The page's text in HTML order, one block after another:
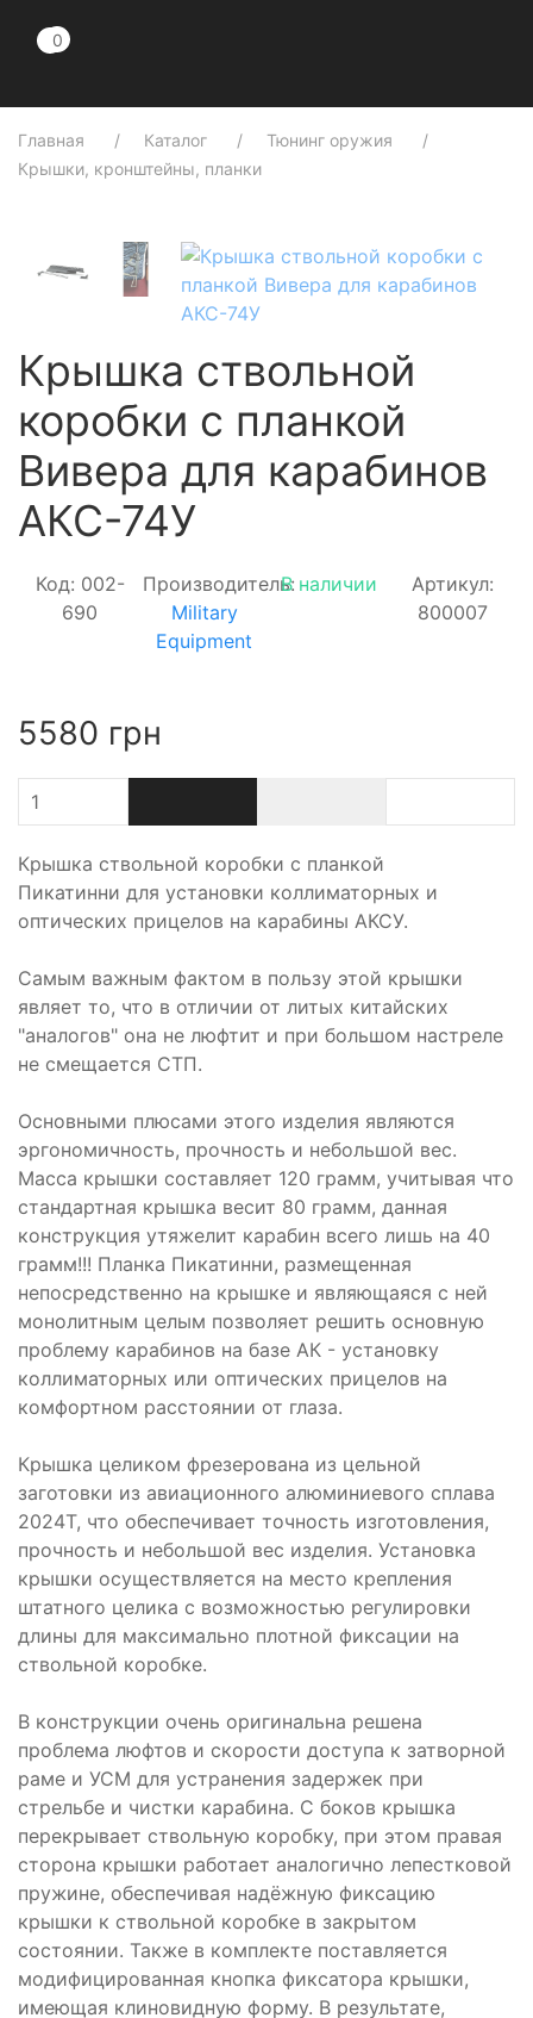
00
Главная Каталог
Тюнинг оружия
Крышки, кронштейны, планки
Крышка ствольной
коробки с планкой
Вивера для карабинов
АКС-74У
Код: 002-
690
Производитель:
Military
Equipment
В наличии
Артикул:
800007
5580 грн
Крышка ствольной коробки с планкой
Пикатинни для установки коллиматорных и
оптических прицелов на карабины АКСУ.
Самым важным фактом в пользу этой крышки
являет то, что в отличии от литых китайских
"аналогов" она не люфтит и при большом настреле
не смещается СТП.
Основными плюсами этого изделия являются
эргономичность, прочность и небольшой вес.
Масса крышки составляет 120 грамм, учитывая что
стандартная крышка весит 80 грамм, данная
конструкция утяжелит карабин всего лишь на 40
грамм!!! Планка Пикатинни, размещенная
непосредственно на крышке и являющаяся с ней
монолитным целым позволяет решить основную
проблему карабинов на базе АК - установку
коллиматорных или оптических прицелов на
комфортном расстоянии от глаза.
Крышка целиком фрезерована из цельной
заготовки из авиационного алюминиевого сплава
2024Т, что обеспечивает точность изготовления,
прочность и небольшой вес изделия. Установка
крышки осуществляется на место крепления
штатного целика с возможностью регулировки
длины для максимально плотной фиксации на
ствольной коробке.
В конструкции очень оригинальна решена
проблема люфтов и скорости доступа к затворной
раме и УСМ для устранения задержек при
стрельбе и чистки карабина. С боков крышка
перекрывает ствольную коробку, при этом правая
сторона крышки работает аналогично лепестковой
пружине, обеспечивая надёжную фиксацию
крышки к ствольной коробке в закрытом
состоянии. Также в комплекте поставляется
модифицированная кнопка фиксатора крышки,
имеющая клиновидную форму. В результате,